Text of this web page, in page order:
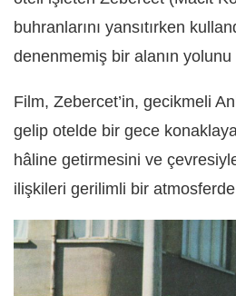
buhranlarını yansıtırken
denenmemiş bir alanın yolunu
Film, Zebercet’in, gecikmeli
gelip otelde bir gece
hâline getirmesini ve
ilişkileri gerilimli bir atmosferde